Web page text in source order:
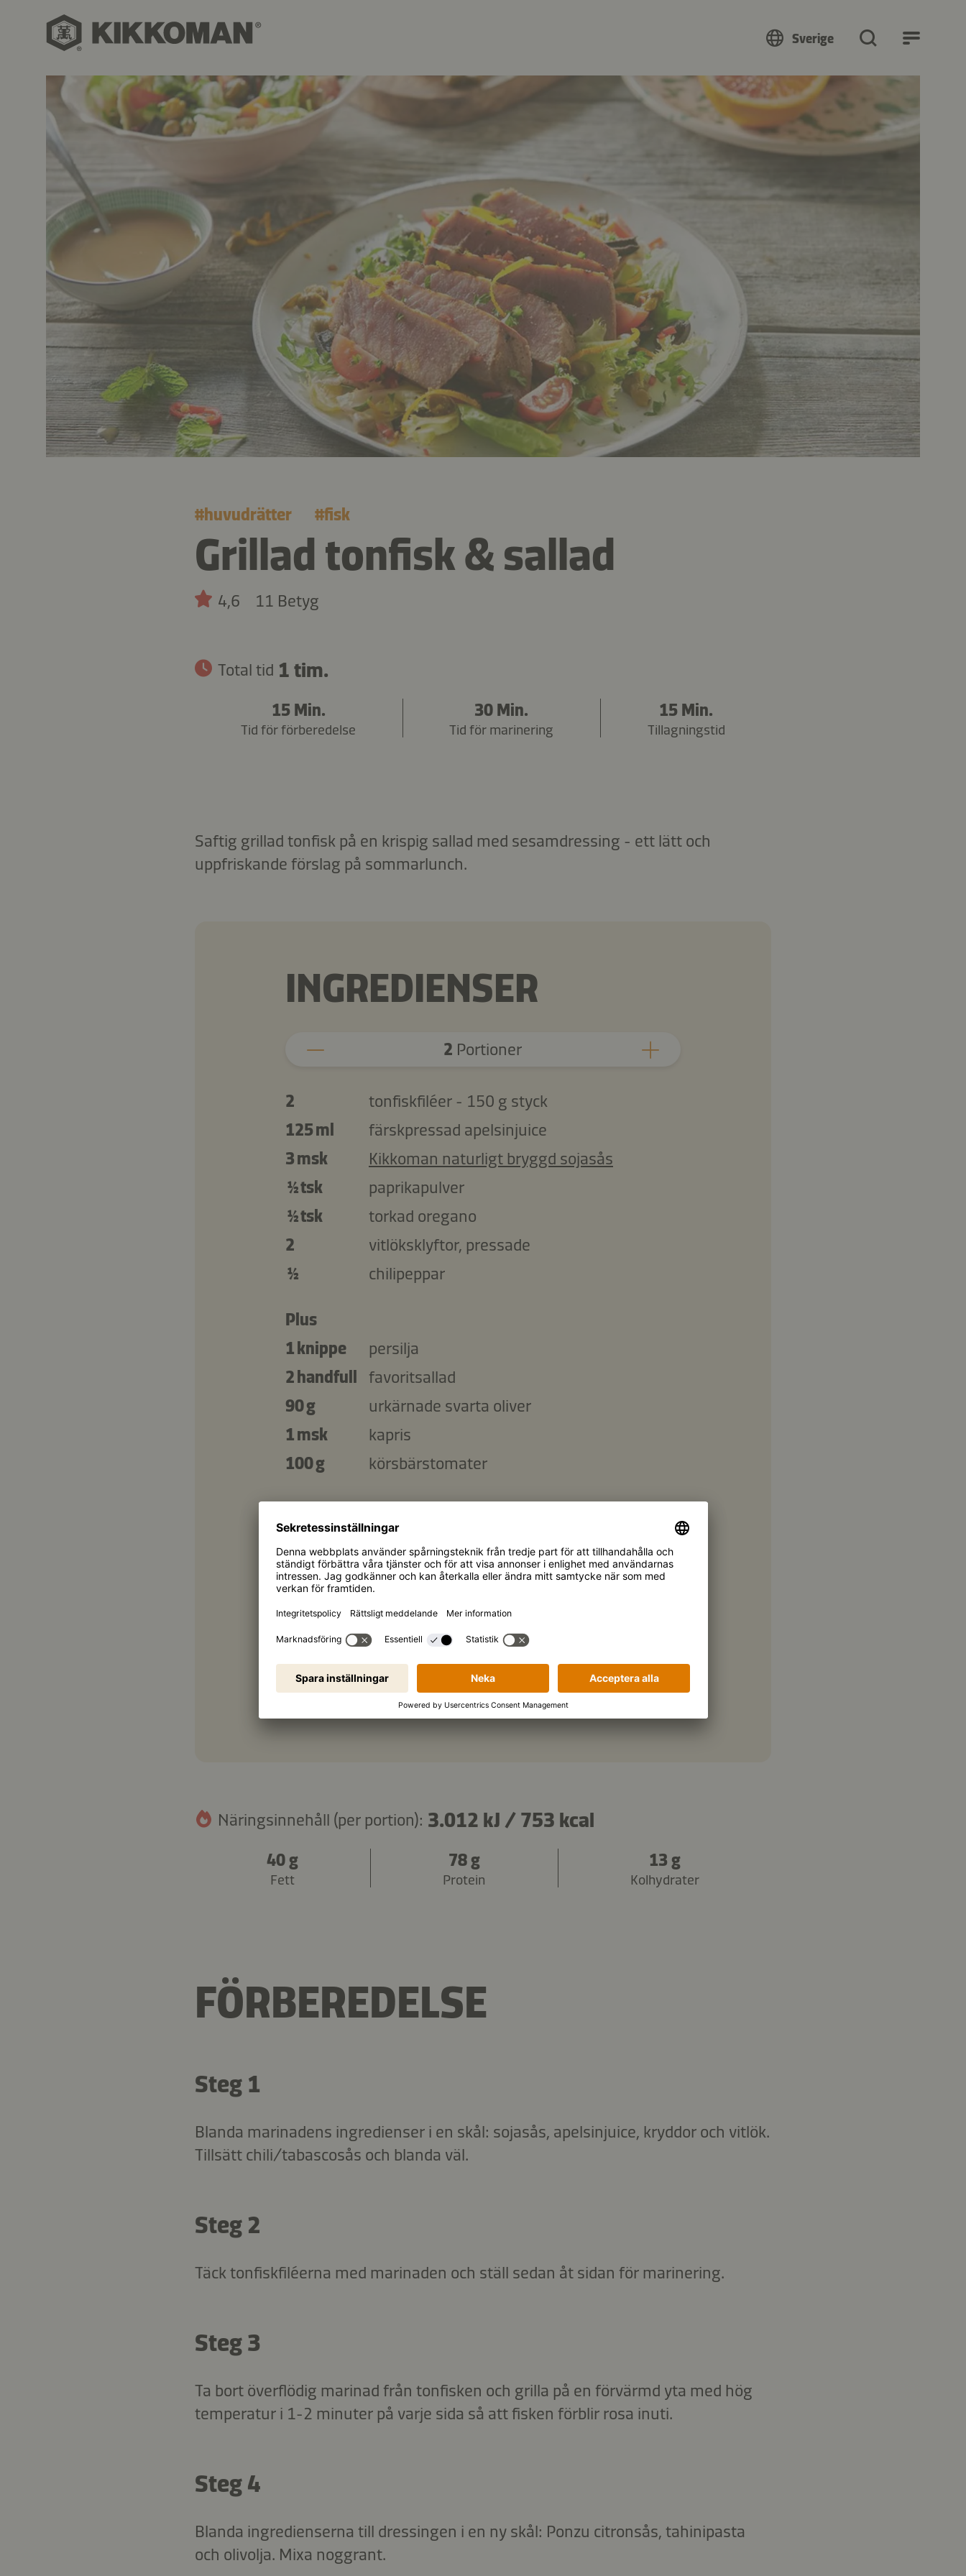
Sverige
#huvudrätter #fisk
Grillad tonfisk & sallad
4,6 11 Betyg
Total tid 1 tim.
15 Min.
Tid för förberedelse
30 Min.
Tid för marinering
15 Min.
Tillagningstid
Saftig grillad tonfisk på en krispig sallad med sesamdressing - ett lätt och
uppfriskande förslag på sommarlunch.
INGREDIENSER
2 Portioner
2
tonfiskfiléer - 150 g styck
125 ml
färskpressad apelsinjuice
3 msk
Kikkoman naturligt bryggd sojasås
½ tsk
paprikapulver
½ tsk
torkad oregano
2
vitlöksklyftor, pressade
½
chilipeppar
Plus
1 knippe
persilja
2 handfull
favoritsallad
90 g
urkärnade svarta oliver
1 msk
kapris
100 g
körsbärstomater
3 msk
olivolja
1 tsk
tahinipasta
1 msk
Kikkoman Ponzu - en Blandning av Sojasås,
ättika och citron
Kopiera ingredienser
Näringsinnehåll (per portion): 3.012 kJ / 753 kcal
40 g
Fett
78 g
Protein
13 g
Kolhydrater
FÖRBEREDELSE
Steg 1
Blanda marinadens ingredienser i en skål: sojasås, apelsinjuice, kryddor och vitlök.
Tillsätt chili/tabascosås och blanda väl.
Steg 2
Täck tonfiskfiléerna med marinaden och ställ sedan åt sidan för marinering.
Steg 3
Ta bort överflödig marinad från tonfisken och grilla på en förvärmd yta med hög
temperatur i 1-2 minuter på varje sida så att fisken förblir rosa inuti.
Steg 4
Blanda ingredienserna till dressingen i en ny skål: Ponzu citronsås, tahinipasta
och olivolja. Mixa noggrant.